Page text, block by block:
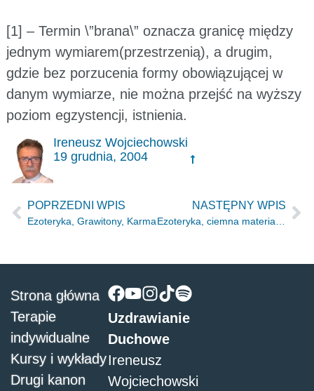
[1] – Termin \”brana\” oznacza granicę między
jednym wymiarem(przestrzenią), a drugim,
gdzie bez porzucenia formy obowiązującej w
danym wymiarze, nie można przejść na wyższy
poziom egzystencji, istnienia.
Ireneusz Wojciechowski
19 grudnia, 2004
POPRZEDNI WPIS
Ezoteryka, Grawitony, Karma
NASTĘPNY WPIS
Uzdrawianie
Duchowe
Ireneusz
Wojciechowski
Strona główna
Terapie
indywidualne
Kursy i wykłady
Drugi kanon